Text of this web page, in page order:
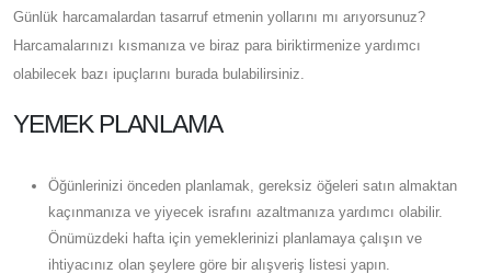
Günlük harcamalardan tasarruf etmenin yollarını mı arıyorsunuz?
Harcamalarınızı kısmanıza ve biraz para biriktirmenize yardımcı
olabilecek bazı ipuçlarını burada bulabilirsiniz.
YEMEK PLANLAMA
Öğünlerinizi önceden planlamak, gereksiz öğeleri satın almaktan
kaçınmanıza ve yiyecek israfını azaltmanıza yardımcı olabilir.
Önümüzdeki hafta için yemeklerinizi planlamaya çalışın ve
ihtiyacınız olan şeylere göre bir alışveriş listesi yapın.